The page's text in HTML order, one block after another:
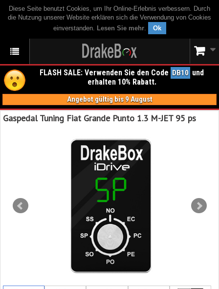
Diese Seite benutzt Cookies, um Ihr Online-Erlebnis verbessern. Durch
die Nutzung unserer Website erklären sich die Verwendung von Cookies
einverstanden. Lesen Sie mehr. Ok
FLASH SALE: Verwenden Sie den Code DB10 und
erhalten 10% Rabatt.
Angebot gültig bis 9 August
Gaspedal Tuning Fiat Grande Punto 1.3 M-JET 95 ps